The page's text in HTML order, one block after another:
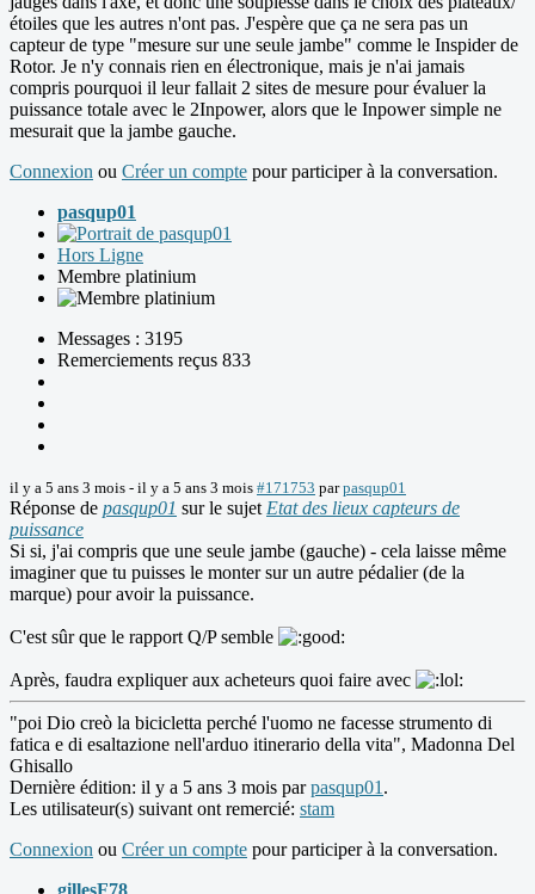
étoiles que les autres n'ont pas. J'espère que ça ne sera pas un
capteur de type "mesure sur une seule jambe" comme le Inspider de
Rotor. Je n'y connais rien en électronique, mais je n'ai jamais
compris pourquoi il leur fallait 2 sites de mesure pour évaluer la
puissance totale avec le 2Inpower, alors que le Inpower simple ne
mesurait que la jambe gauche.
Connexion ou Créer un compte pour participer à la conversation.
pasqup01
Hors Ligne
Membre platinium
Messages : 3195
Remerciements reçus 833
il y a 5 ans 3 mois - il y a 5 ans 3 mois #171753 parpasqup01
Réponse de pasqup01 sur le sujet Etat des lieux capteurs de
puissance
Si si, j'ai compris que une seule jambe (gauche) - cela laisse même
imaginer que tu puisses le monter sur un autre pédalier (de la
marque) pour avoir la puissance.
C'est sûr que le rapport Q/P semble
Après, faudra expliquer aux acheteurs quoi faire avec
"poi Dio creò la bicicletta perché l'uomo ne facesse strumento di
fatica e di esaltazione nell'arduo itinerario della vita", Madonna Del
Ghisallo
Dernière édition: il y a 5 ans 3 mois parpasqup01 .
Les utilisateur(s) suivant ont remercié: stam
Connexion ou Créer un compte pour participer à la conversation.